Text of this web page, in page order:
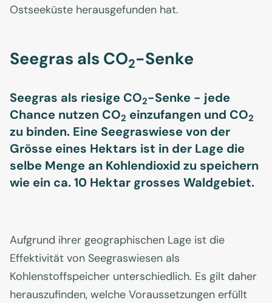
Ostseeküste herausgefunden hat.
Seegras als CO2-Senke
Seegras als riesige CO2-Senke - jede
Chance nutzen CO2 einzufangen und CO2
zu binden. Eine Seegraswiese von der
Grösse eines Hektars ist in der Lage die
selbe Menge an Kohlendioxid zu speichern
wie ein ca. 10 Hektar grosses Waldgebiet.
Aufgrund ihrer geographischen Lage ist die
Effektivität von Seegraswiesen als
Kohlenstoffspeicher unterschiedlich. Es gilt daher
herauszufinden, welche Voraussetzungen erfüllt